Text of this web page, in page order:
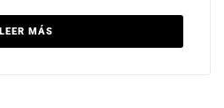
LEER MÁS